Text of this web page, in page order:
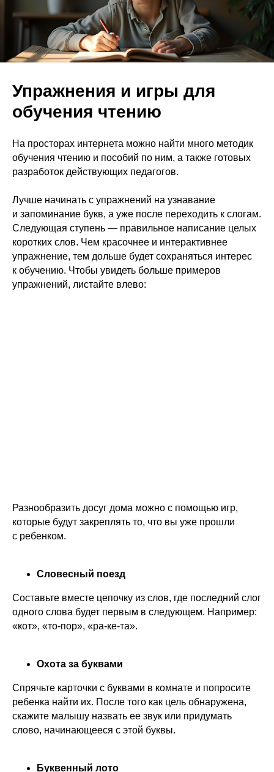
Упражнения и игры для
обучения чтению
На просторах интернета можно найти много методик
обучения чтению и пособий по ним, а также готовых
разработок действующих педагогов.
Лучше начинать с упражнений на узнавание
и запоминание букв, а уже после переходить к слогам.
Следующая ступень — правильное написание целых
коротких слов. Чем красочнее и интерактивнее
упражнение, тем дольше будет сохраняться интерес
к обучению. Чтобы увидеть больше примеров
упражнений, листайте влево:
Разнообразить досуг дома можно с помощью игр,
которые будут закреплять то, что вы уже прошли
с ребенком.
Словесный поезд
Составьте вместе цепочку из слов, где последний слог
одного слова будет первым в следующем. Например:
«кот», «то-пор», «ра-ке-та».
Охота за буквами
Спрячьте карточки с буквами в комнате и попросите
ребенка найти их. После того как цель обнаружена,
скажите малышу назвать ее звук или придумать
слово, начинающееся с этой буквы.
Буквенный лото